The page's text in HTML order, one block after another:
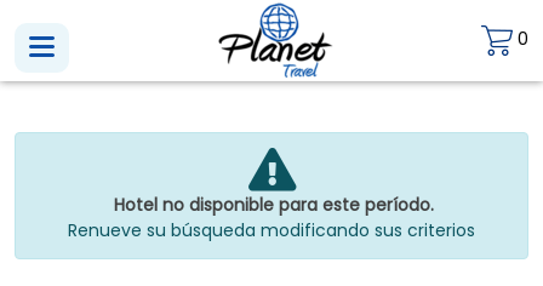
0
Hotel no disponible para este período.
Renueve su búsqueda modificando sus criterios